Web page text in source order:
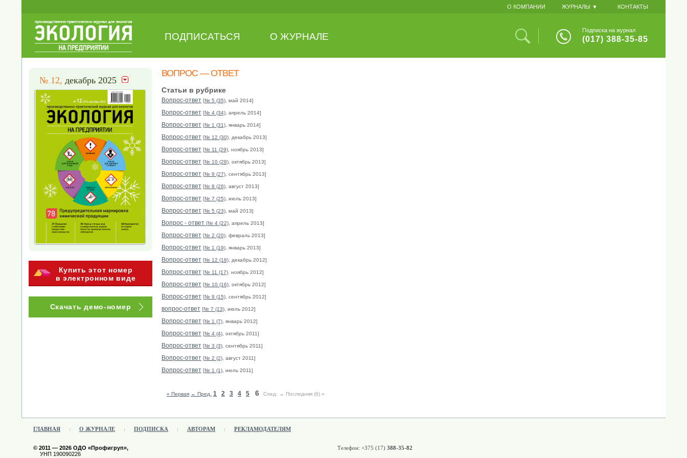
О КОМПАНИИ ЖУРНАЛЫ ▼ КОНТАКТЫ
ПОДПИСАТЬСЯ О ЖУРНАЛЕ
Подписка на журнал
(017) 388-35-85
№ 12, декабрь 2025
Купить этот номер
в электронном виде
Скачать демо-номер
ВОПРОС — ОТВЕТ
Статьи в рубрике
Вопрос-ответ [№ 5 (35) , май 2014]
Вопрос-ответ [№ 4 (34) , апрель 2014]
Вопрос-ответ [№ 1 (31) , январь 2014]
Вопрос-ответ [№ 12 (30) , декабрь 2013]
Вопрос-ответ [№ 11 (29) , ноябрь 2013]
Вопрос-ответ [№ 10 (28) , октябрь 2013]
Вопрос-ответ [№ 9 (27) , сентябрь 2013]
Вопрос-ответ [№ 8 (26) , август 2013]
Вопрос-ответ [№ 7 (25) , июль 2013]
Вопрос-ответ [№ 5 (23) , май 2013]
Вопрос - ответ [№ 4 (22) , апрель 2013]
Вопрос-ответ [№ 2 (20) , февраль 2013]
Вопрос-ответ [№ 1 (19) , январь 2013]
Вопрос-ответ [№ 12 (18) , декабрь 2012]
Вопрос-ответ [№ 11 (17) , ноябрь 2012]
Вопрос-ответ [№ 10 (16) , октябрь 2012]
Вопрос-ответ [№ 9 (15) , сентябрь 2012]
вопрос-ответ [№ 7 (13) , июль 2012]
Вопрос-ответ [№ 1 (7) , январь 2012]
Вопрос-ответ [№ 4 (4) , октябрь 2011]
Вопрос-ответ [№ 3 (3) , сентябрь 2011]
Вопрос-ответ [№ 2 (2) , август 2011]
Вопрос-ответ [№ 1 (1) , июль 2011]
« Первая ← Пред. 1 2 3 4 5 6 След. → Последняя (6) »
ГЛАВНАЯ О ЖУРНАЛЕ ПОДПИСКА АВТОРАМ РЕКЛАМОДАТЕЛЯМ
© 2011 — 2026 ОДО «Профигруп»,
УНП 190090226
Телефон: +375 (17) 388-35-82